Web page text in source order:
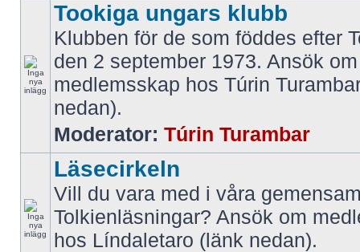
Tookiga ungars klubb
Klubben för de som föddes efter
den 2 september 1973. Ansök om
medlemsskap hos Túrin
nedan).
Moderator: Túrin Turambar
Läsecirkeln
Vill du vara med i våra
Tolkienläsningar? Ansök om
hos Líndaletaro (länk nedan).